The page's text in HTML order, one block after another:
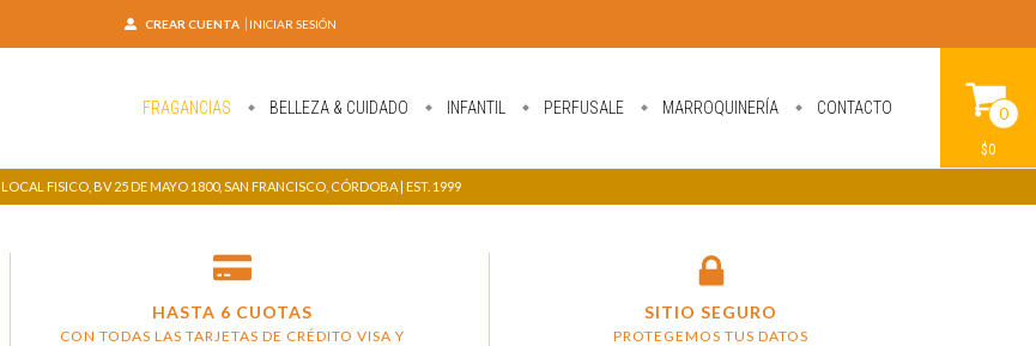
CREAR CUENTA INICIAR SESIÓN
FRAGANCIAS BELLEZA & CUIDADO INFANTIL PERFUSALE MARROQUINERÍA CONTACTO 0
$0
LOCAL FISICO, BV 25 DE MAYO 1800, SAN FRANCISCO, CÓRDOBA | EST. 1999
HASTA 6 CUOTAS
CON TODAS LAS TARJETAS DE CRÉDITO VISA Y
SITIO SEGURO
PROTEGEMOS TUS DATOS